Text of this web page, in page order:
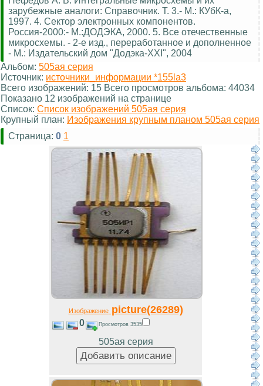
зарубежные аналоги: Справочник. Т. 3.- М.: КУбК-а,
1997. 4. Сектор электронных компонентов.
Россия-2000:- М.:ДОДЭКА, 2000. 5. Все отечественные
микросхемы. - 2-е изд., переработанное и дополненное
- М.: Издательский дом "Додэка-XXI", 2004
Альбом: 505ая серия
Источник: источники_информации *155la3
Всего изображений: 15 Всего просмотров альбома: 44034
Показано 12 изображений на странице
Список: Список изображений 505ая серия
Крупный план: Изображения крупным планом 505ая серия
Страница: 0 1
Изображениеpicture(26289)
0 Просмотров 3535
505ая серия